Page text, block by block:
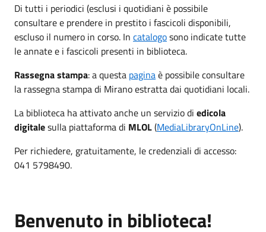
Di tutti i periodici (esclusi i quotidiani è possibile
consultare e prendere in prestito i fascicoli disponibili,
escluso il numero in corso. In catalogosono indicate tutte
le annate e i fascicoli presenti in biblioteca.
Rassegna stampa: a questa paginaè possibile consultare
la rassegna stampa di Mirano estratta dai quotidiani locali.
La biblioteca ha attivato anche un servizio di edicola
digitalesulla piattaforma di MLOL(MediaLibraryOnLine).
Per richiedere, gratuitamente, le credenziali di accesso:
041 5798490.
Benvenuto in biblioteca!